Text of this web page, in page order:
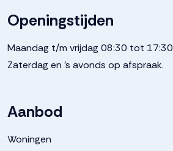
Openingstijden
Maandag t/m vrijdag 08:30 tot 17:30
Zaterdag en 's avonds op afspraak.
Aanbod
Woningen